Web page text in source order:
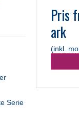
Serie
Pris
ark
(inkl.